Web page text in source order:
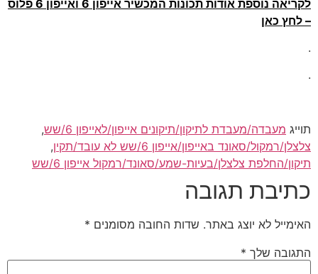
לקריאה נוספת אודות תכונות המכשיר אייפון 6 ואייפון 6 פלוס
– לחץ כאן
.
.
תוייג מעבדה/מעבדת לתיקון/תיקונים אייפון/לאייפון 6/שש
,
צלצלן/רמקול/סאונד באייפון/אייפון 6/שש לא עובד/תקין
,
תיקון/החלפת צלצלן/בעיות-שמע/סאונד/רמקול אייפון 6/שש
כתיבת תגובה
האימייל לא יוצג באתר. שדות החובה מסומנים *
התגובה שלך *